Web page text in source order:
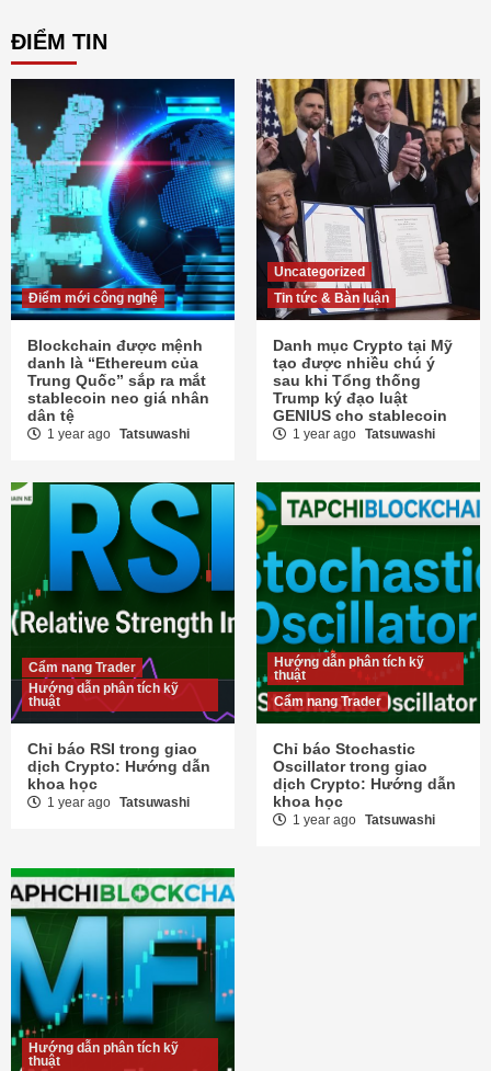
ĐIỂM TIN
Điểm mới công nghệ
Blockchain được mệnh
danh là “Ethereum của
Trung Quốc” sắp ra mắt
stablecoin neo giá nhân
dân tệ
1 year ago Tatsuwashi
Uncategorized
Tin tức & Bàn luận
Danh mục Crypto tại Mỹ
tạo được nhiều chú ý
sau khi Tổng thống
Trump ký đạo luật
GENIUS cho stablecoin
1 year ago Tatsuwashi
Cẩm nang Trader
Hướng dẫn phân tích kỹ
thuật
Chỉ báo RSI trong giao
dịch Crypto: Hướng dẫn
khoa học
1 year ago Tatsuwashi
Hướng dẫn phân tích kỹ
thuật
Cẩm nang Trader
Chỉ báo Stochastic
Oscillator trong giao
dịch Crypto: Hướng dẫn
khoa học
1 year ago Tatsuwashi
Hướng dẫn phân tích kỹ
thuật